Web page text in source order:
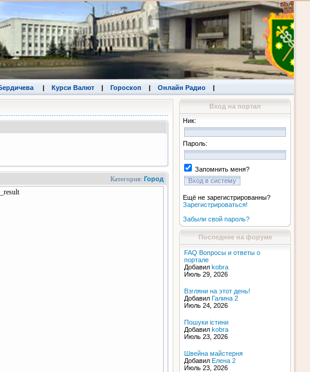
| Курси Валют | Гороскоп | Онлайн Радио |
Категория: Город
Вход на портал
Ник:
Пароль:
Запомнить меня?
Ещё не зарегистрированны?
Зарегистрироваться!
Забыли свой пароль?
Последнее на форуме
FAQ Вопросы и ответы о
портале
Добавил kobra
Июль 29, 2026
Взгляни на этот день!
Добавил Галина 2
Июль 24, 2026
Пошуки істини
Добавил kobra
Июль 23, 2026
Швейна майстерня
Добавил Елена 2
Июль 23, 2026